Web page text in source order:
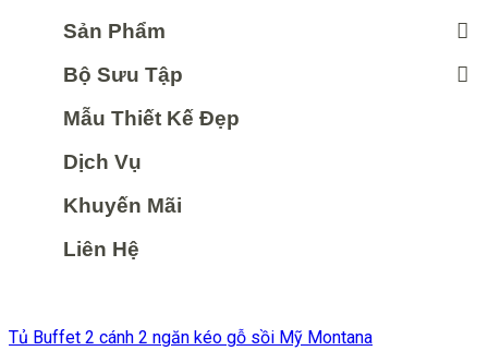
Sản Phẩm
Bộ Sưu Tập
Mẫu Thiết Kế Đẹp
Dịch Vụ
Khuyến Mãi
Liên Hệ
Tủ Buffet 2 cánh 2 ngăn kéo gỗ sồi Mỹ Montana